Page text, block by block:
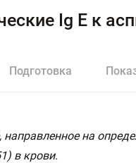
Ig E к
Подготовка
направленное на
в крови.